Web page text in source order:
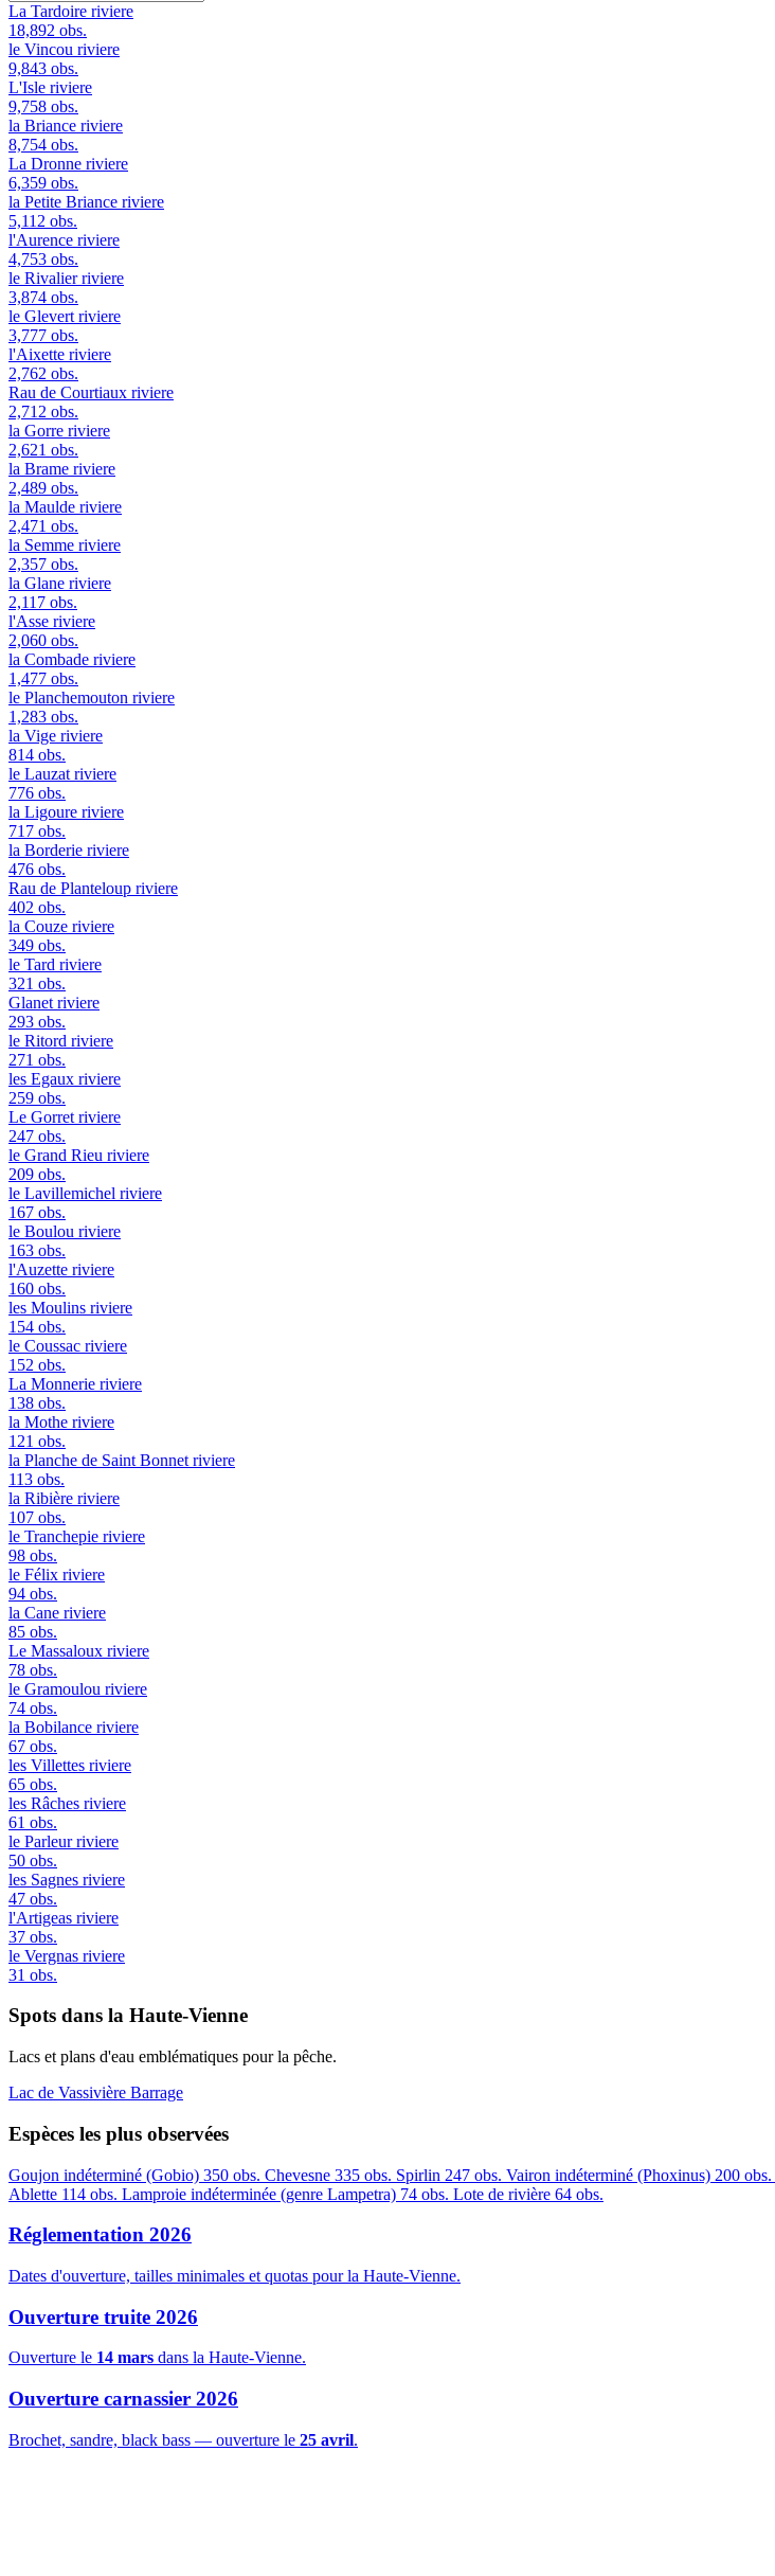
La Tardoire riviere
18,892 obs.
le Vincou riviere
9,843 obs.
L'Isle riviere
9,758 obs.
la Briance riviere
8,754 obs.
La Dronne riviere
6,359 obs.
la Petite Briance riviere
5,112 obs.
l'Aurence riviere
4,753 obs.
le Rivalier riviere
3,874 obs.
le Glevert riviere
3,777 obs.
l'Aixette riviere
2,762 obs.
Rau de Courtiaux riviere
2,712 obs.
la Gorre riviere
2,621 obs.
la Brame riviere
2,489 obs.
la Maulde riviere
2,471 obs.
la Semme riviere
2,357 obs.
la Glane riviere
2,117 obs.
l'Asse riviere
2,060 obs.
la Combade riviere
1,477 obs.
le Planchemouton riviere
1,283 obs.
la Vige riviere
814 obs.
le Lauzat riviere
776 obs.
la Ligoure riviere
717 obs.
la Borderie riviere
476 obs.
Rau de Planteloup riviere
402 obs.
la Couze riviere
349 obs.
le Tard riviere
321 obs.
Glanet riviere
293 obs.
le Ritord riviere
271 obs.
les Egaux riviere
259 obs.
Le Gorret riviere
247 obs.
le Grand Rieu riviere
209 obs.
le Lavillemichel riviere
167 obs.
le Boulou riviere
163 obs.
l'Auzette riviere
160 obs.
les Moulins riviere
154 obs.
le Coussac riviere
152 obs.
La Monnerie riviere
138 obs.
la Mothe riviere
121 obs.
la Planche de Saint Bonnet riviere
113 obs.
la Ribière riviere
107 obs.
le Tranchepie riviere
98 obs.
le Félix riviere
94 obs.
la Cane riviere
85 obs.
Le Massaloux riviere
78 obs.
le Gramoulou riviere
74 obs.
la Bobilance riviere
67 obs.
les Villettes riviere
65 obs.
les Râches riviere
61 obs.
le Parleur riviere
50 obs.
les Sagnes riviere
47 obs.
l'Artigeas riviere
37 obs.
le Vergnas riviere
31 obs.
Spots dans la Haute-Vienne
Lacs et plans d'eau emblématiques pour la pêche.
Lac de Vassivière Barrage
Espèces les plus observées
Goujon indéterminé (Gobio) 350 obs. Chevesne 335 obs. Spirlin 247 obs. Vairon indéterminé (Phoxinus) 200 obs.
Ablette 114 obs. Lamproie indéterminée (genre Lampetra) 74 obs. Lote de rivière 64 obs.
Réglementation 2026
Dates d'ouverture, tailles minimales et quotas pour la Haute-Vienne.
Ouverture truite 2026
Ouverture le 14 mars dans la Haute-Vienne.
Ouverture carnassier 2026
Brochet, sandre, black bass — ouverture le 25 avril.